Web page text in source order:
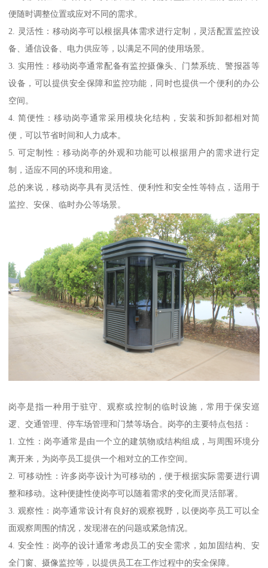
便随时调整位置或应对不同的需求。
2. 灵活性：移动岗亭可以根据具体需求进行定制，灵活配置监控设
备、通信设备、电力供应等，以满足不同的使用场景。
3. 实用性：移动岗亭通常配备有监控摄像头、门禁系统、警报器等
设备，可以提供安全保障和监控功能，同时也提供一个便利的办公
空间。
4. 简便性：移动岗亭通常采用模块化结构，安装和拆卸都相对简
便，可以节省时间和人力成本。
5. 可定制性：移动岗亭的外观和功能可以根据用户的需求进行定
制，适应不同的环境和用途。
总的来说，移动岗亭具有灵活性、便利性和安全性等特点，适用于
监控、安保、临时办公等场景。
岗亭是指一种用于驻守、观察或控制的临时设施，常用于保安巡
逻、交通管理、停车场管理和门禁等场合。岗亭的主要特点包括：
1. 立性：岗亭通常是由一个立的建筑物或结构组成，与周围环境分
离开来，为岗亭员工提供一个相对立的工作空间。
2. 可移动性：许多岗亭设计为可移动的，便于根据实际需要进行调
整和移动。这种便捷性使岗亭可以随着需求的变化而灵活部署。
3. 观察性：岗亭通常设计有良好的观察视野，以便岗亭员工可以全
面观察周围的情况，发现潜在的问题或紧急情况。
4. 安全性：岗亭的设计通常考虑员工的安全需求，如加固结构、安
全门窗、摄像监控等，以提供员工在工作过程中的安全保障。